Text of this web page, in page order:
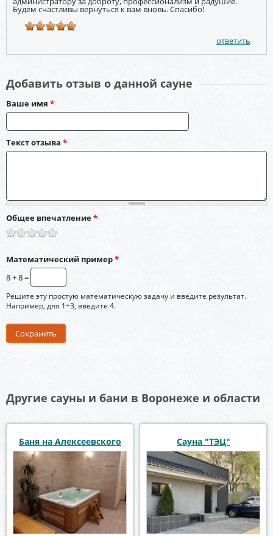
Будем счастливы вернуться к вам вновь. Спасибо!
ответить
Добавить отзыв о данной сауне
Ваше имя *
Текст отзыва *
Общее впечатление*
Математический пример*
8 + 8 =
Решите эту простую математическую задачу и введите результат.
Например, для 1+3, введите 4.
Другие сауны и бани в Воронеже и области
Баня на Алексеевского Сауна "ТЭЦ"